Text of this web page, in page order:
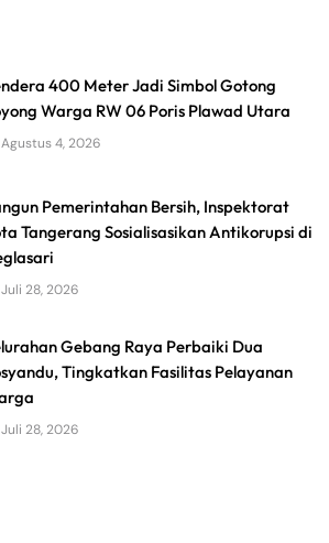
400 Meter Jadi Simbol Gotong
Warga RW 06 Poris Plawad Utara
Agustus 4, 2026
Pemerintahan Bersih, Inspektorat
Tangerang Sosialisasikan Antikorupsi di
Juli 28, 2026
Gebang Raya Perbaiki Dua
Tingkatkan Fasilitas Pelayanan
Juli 28, 2026